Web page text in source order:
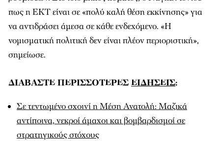
πως η ΕΚΤ είναι σε «πολύ καλή θέση εκκίνησης» για
να αντιδράσει άμεσα σε κάθε ενδεχόμενο. «Η
νομισματική πολιτική δεν είναι πλέον περιοριστική»,
σημείωσε.
ΔΙΑΒΑΣΤΕ ΠΕΡΙΣΣΟΤΕΡΕΣ ΕΙΔΗΣΕΙΣ:
Σε τεντωμένο σχοινί η Μέση Ανατολή: Μαζικά
αντίποινα, νεκροί άμαχοι και βομβαρδισμοί σε
στρατηγικούς στόχους